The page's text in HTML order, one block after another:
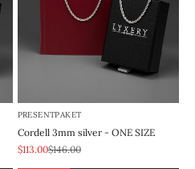
PRESENTPAKET
Cordell 3mm silver - ONE SIZE
REA-pris
$113.00Pris
$146.00